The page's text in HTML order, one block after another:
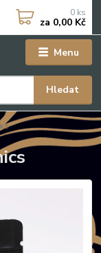
Menu
Hledat
0 ks
za 0,00 Kč